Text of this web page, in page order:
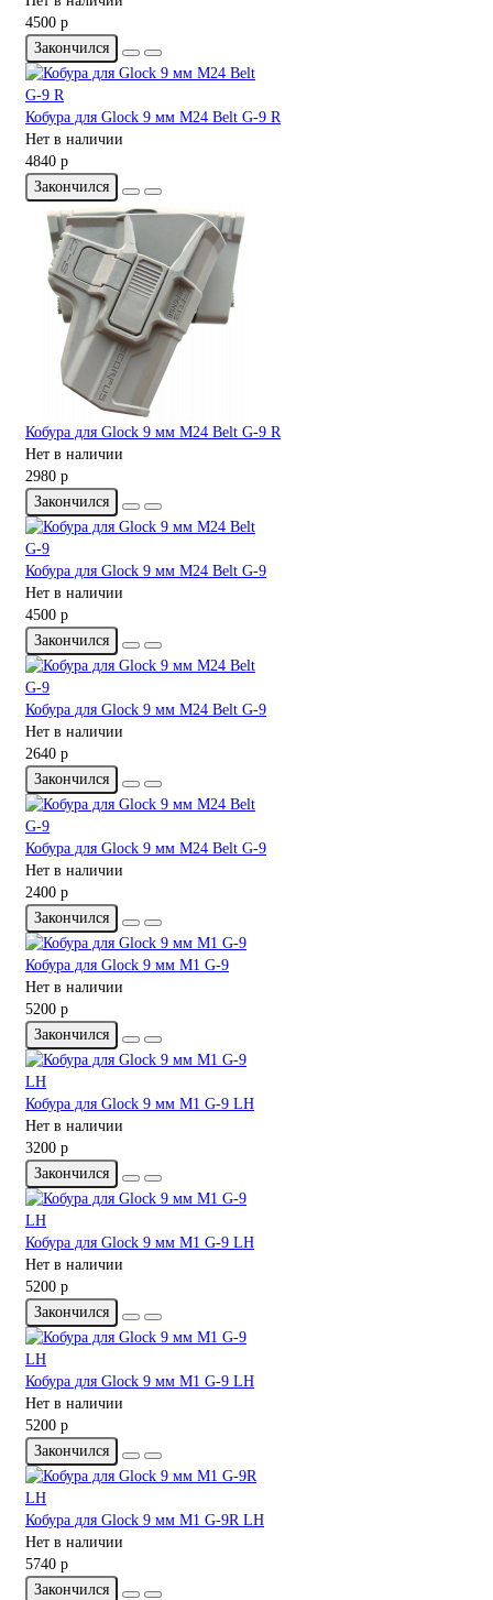
4500 р
Закончился
Кобура для Glock 9 мм M24 Belt G-9 R
Нет в наличии
4840 р
Закончился
Кобура для Glock 9 мм M24 Belt G-9 R
Нет в наличии
2980 р
Закончился
Кобура для Glock 9 мм M24 Belt G-9
Нет в наличии
4500 р
Закончился
Кобура для Glock 9 мм M24 Belt G-9
Нет в наличии
2640 р
Закончился
Кобура для Glock 9 мм M24 Belt G-9
Нет в наличии
2400 р
Закончился
Кобура для Glock 9 мм M1 G-9
Нет в наличии
5200 р
Закончился
Кобура для Glock 9 мм M1 G-9 LH
Нет в наличии
3200 р
Закончился
Кобура для Glock 9 мм M1 G-9 LH
Нет в наличии
5200 р
Закончился
Кобура для Glock 9 мм M1 G-9 LH
Нет в наличии
5200 р
Закончился
Кобура для Glock 9 мм M1 G-9R LH
Нет в наличии
5740 р
Закончился